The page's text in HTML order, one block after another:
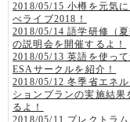
2018/05/15 小樽を元気
べライブ2018！
2018/05/14 語学研修（夏
の説明会を開催するよ！
2018/05/13 英語を使って
ESAサークルを紹介！
2018/05/12 冬季省エネ
ションプランの実施結果
るよ！
2018/05/11 プレクトラ